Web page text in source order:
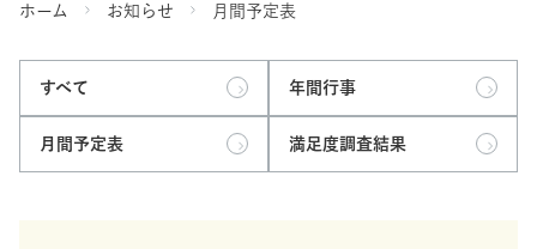
ホーム お知らせ 月間予定表
すべて 年間行事
月間予定表 満足度調査結果